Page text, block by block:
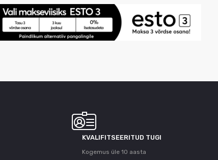
KVALIFITSEERITUD TUGI
Kogemus üle 10 aasta